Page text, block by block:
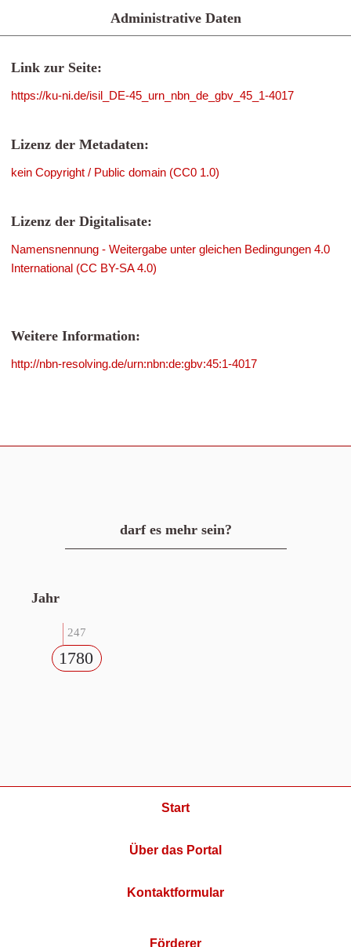
Administrative Daten
Link zur Seite:
https://ku-ni.de/isil_DE-45_urn_nbn_de_gbv_45_1-4017
Lizenz der Metadaten:
kein Copyright / Public domain (CC0 1.0)
Lizenz der Digitalisate:
Namensnennung - Weitergabe unter gleichen Bedingungen 4.0
International (CC BY-SA 4.0)
Weitere Information:
http://nbn-resolving.de/urn:nbn:de:gbv:45:1-4017
darf es mehr sein?
Jahr
247
1780
Start
Über das Portal
Kontaktformular
Förderer